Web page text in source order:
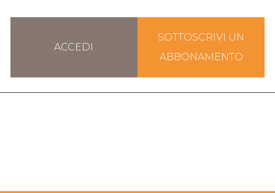
ACCEDI
SOTTOSCRIVI UN
ABBONAMENTO